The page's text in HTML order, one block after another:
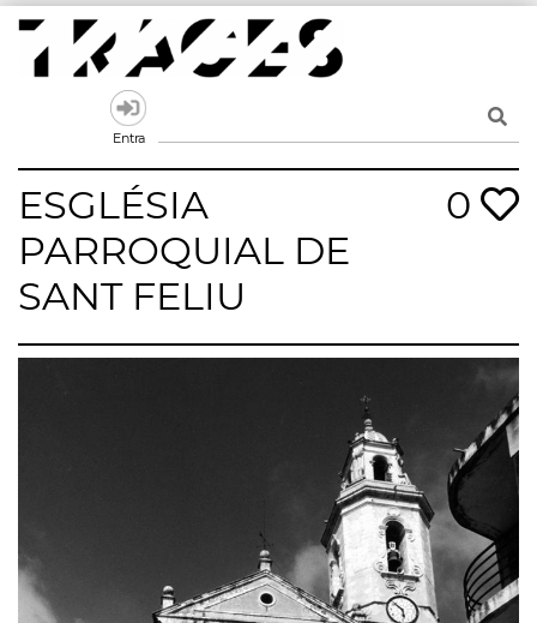
Skip
content
Un mapa de la memòria obert a tothom
Entra
ESGLÉSIA
PARROQUIAL DE
SANT FELIU
0